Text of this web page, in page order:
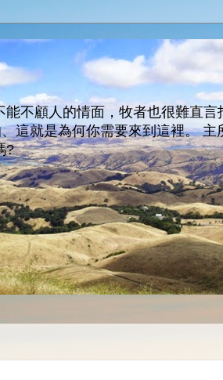
不顧人的情面，牧者也很難直
這就是為何你需要來到這裡。
?